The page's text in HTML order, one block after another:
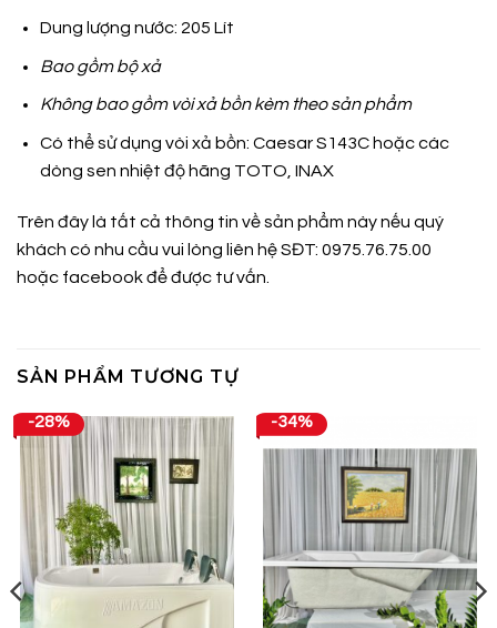
Dung lượng nước: 205 Lít
Bao gồm bộ xả
Không bao gồm vòi xả bồn kèm theo sản phẩm
Có thể sử dụng vòi xả bồn: Caesar S143C hoặc các
dòng sen nhiệt độ hãng TOTO, INAX
Trên đây là tất cả thông tin về sản phẩm này nếu quý
khách có nhu cầu vui lòng liên hệ SĐT: 0975.76.75.00
hoặc facebookđể được tư vấn.
SẢN PHẨM TƯƠNG TỰ
-28% -34%